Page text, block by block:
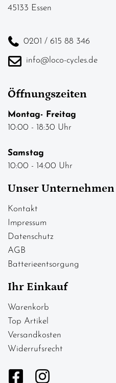
45133 Essen
0201 / 615 88 346
info@loco-cycles.de
Öffnungszeiten
Montag- Freitag
10:00 - 18:30 Uhr
Samstag
10:00 - 14:00 Uhr
Unser Unternehmen
Kontakt
Impressum
Datenschutz
AGB
Batterieentsorgung
Ihr Einkauf
Warenkorb
Top Artikel
Versandkosten
Widerrufsrecht